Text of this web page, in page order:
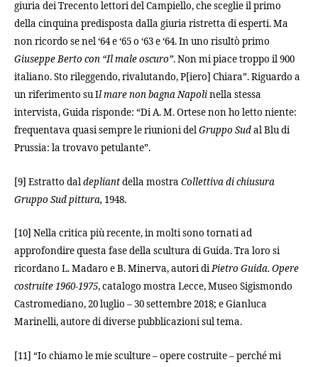
giuria dei Trecento lettori del Campiello, che sceglie il primo
della cinquina predisposta dalla giuria ristretta di esperti. Ma
non ricordo se nel ‘64 e ‘65 o ‘63 e ‘64. In uno risultò primo
Giuseppe Berto con “Il male oscuro”. Non mi piace troppo il 900
italiano. Sto rileggendo, rivalutando, P[iero] Chiara”. Riguardo a
un riferimento su Il mare non bagna Napolinella stessa
intervista, Guida risponde: “Di A. M. Ortese non ho letto niente:
frequentava quasi sempre le riunioni delGruppo Sudal Blu di
Prussia: la trovavo petulante”.
[9] Estratto daldepliantdella mostra Collettiva di chiusura
Gruppo Sud pittura, 1948.
[10] Nella critica più recente, in molti sono tornati ad
approfondire questa fase della scultura di Guida. Tra loro si
ricordano L. Madaro e B. Minerva, autori diPietro Guida. Opere
costruite 1960-1975, catalogo mostra Lecce, Museo Sigismondo
Castromediano, 20 luglio – 30 settembre 2018; e Gianluca
Marinelli, autore di diverse pubblicazioni sul tema.
[11] “Io chiamo le mie sculture – opere costruite – perché mi